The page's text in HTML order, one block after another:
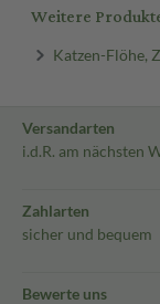
Weitere
Katzen-Flöhe,
Versandarten
i.d.R. am nächsten
Zahlarten
sicher und bequem
Bewerte uns